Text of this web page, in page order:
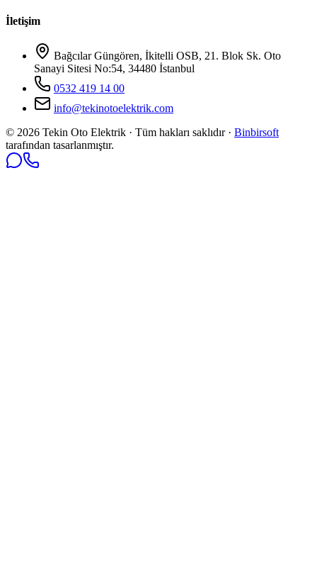
İletişim
Bağcılar Güngören, İkitelli OSB, 21. Blok Sk. Oto
Sanayi Sitesi No:54, 34480 İstanbul
0532 419 14 00
info@tekinotoelektrik.com
© 2026 Tekin Oto Elektrik · Tüm hakları saklıdır · Binbirsoft
tarafından tasarlanmıştır.